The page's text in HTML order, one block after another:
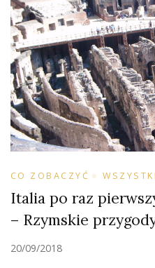
CO ZOBACZYĆ
Italia po raz
– Rzymskie
20/09/2018